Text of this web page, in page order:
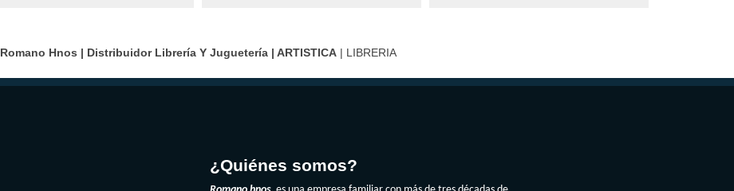
Romano Hnos | Distribuidor Librería Y Juguetería | ARTISTICA| LIBRERIA
¿Quiénes somos?